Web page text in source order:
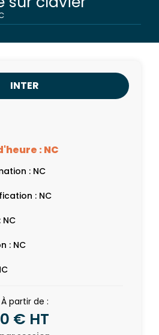
INTER
: NC
: NC
: NC
: NC
À partir de :
0 € HT